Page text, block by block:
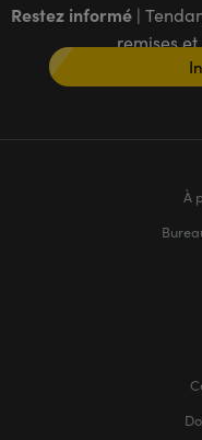
Restez informé |
remises
À